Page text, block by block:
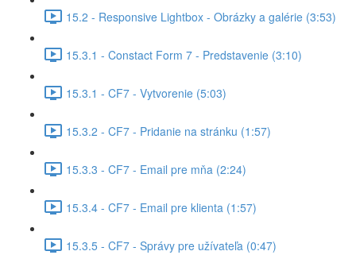
15.2 - Responsive Lightbox - Obrázky a galérie (3:53)
15.3.1 - Constact Form 7 - Predstavenie (3:10)
15.3.1 - CF7 - Vytvorenie (5:03)
15.3.2 - CF7 - Pridanie na stránku (1:57)
15.3.3 - CF7 - Email pre mňa (2:24)
15.3.4 - CF7 - Email pre klienta (1:57)
15.3.5 - CF7 - Správy pre užívateľa (0:47)